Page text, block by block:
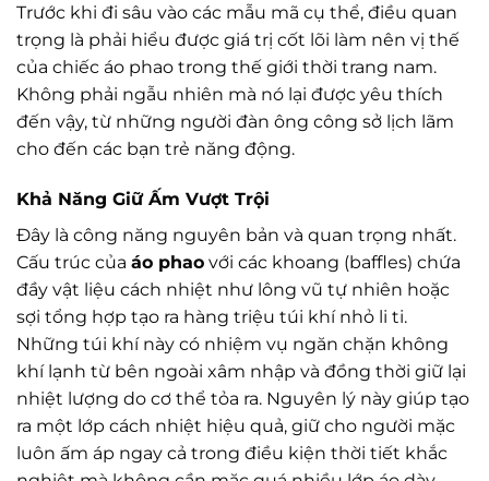
Trước khi đi sâu vào các mẫu mã cụ thể, điều quan
trọng là phải hiểu được giá trị cốt lõi làm nên vị thế
của chiếc áo phao trong thế giới thời trang nam.
Không phải ngẫu nhiên mà nó lại được yêu thích
đến vậy, từ những người đàn ông công sở lịch lãm
cho đến các bạn trẻ năng động.
Khả Năng Giữ Ấm Vượt Trội
Đây là công năng nguyên bản và quan trọng nhất.
Cấu trúc của áo phao với các khoang (baffles) chứa
đầy vật liệu cách nhiệt như lông vũ tự nhiên hoặc
sợi tổng hợp tạo ra hàng triệu túi khí nhỏ li ti.
Những túi khí này có nhiệm vụ ngăn chặn không
khí lạnh từ bên ngoài xâm nhập và đồng thời giữ lại
nhiệt lượng do cơ thể tỏa ra. Nguyên lý này giúp tạo
ra một lớp cách nhiệt hiệu quả, giữ cho người mặc
luôn ấm áp ngay cả trong điều kiện thời tiết khắc